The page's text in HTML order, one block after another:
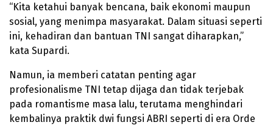
“Kita ketahui banyak bencana, baik ekonomi maupun
sosial, yang menimpa masyarakat. Dalam situasi seperti
ini, kehadiran dan bantuan TNI sangat diharapkan,”
kata Supardi.
Namun, ia memberi catatan penting agar
profesionalisme TNI tetap dijaga dan tidak terjebak
pada romantisme masa lalu, terutama menghindari
kembalinya praktik dwi fungsi ABRI seperti di era Orde